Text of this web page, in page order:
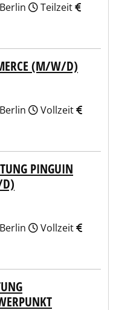
Teilzeit
(M/W/D)
Vollzeit
PINGUIN
Vollzeit